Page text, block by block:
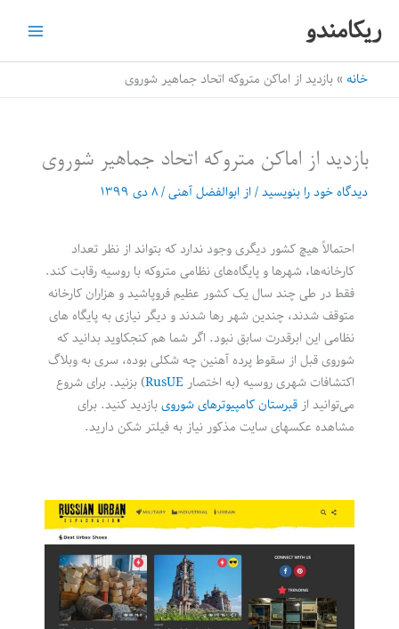
ریکامندو
خانه بازدید از اماکن متروکه اتحاد جماهیر شوروی
بازدید از اماکن متروکه اتحاد جماهیر شوروی
دیدگاه‌ خود را بنویسید/ از ابوالفضل آهنی/۸ دی ۱۳۹۹
احتمالاً هیچ کشور دیگری وجود ندارد که بتواند از نظر تعداد
کارخانه‌ها، شهرها و پایگاه‌های نظامی متروکه با روسیه رقابت کند.
فقط در طی چند سال یک کشور عظیم فروپاشید و هزاران کارخانه
متوقف شدند، چندین شهر رها شدند و دیگر نیازی به پایگاه های
نظامی این ابرقدرت سابق نبود. اگر شما هم کنجکاوید بدانید که
شوروی قبل از سقوط پرده آهنین چه شکلی بوده، سری به وبلاگ
اکتشافات شهری روسیه (به اختصارRusUE) بزنید. برای شروع
می‌توانید ازقبرستان کامپیوترهای شورویبازدید کنید. برای
مشاهده عکسهای سایت مذکور نیاز به فیلتر شکن دارید.